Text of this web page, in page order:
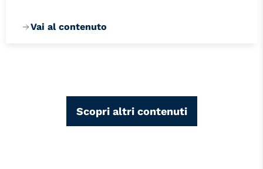
Vai al contenuto
Scopri altri contenuti